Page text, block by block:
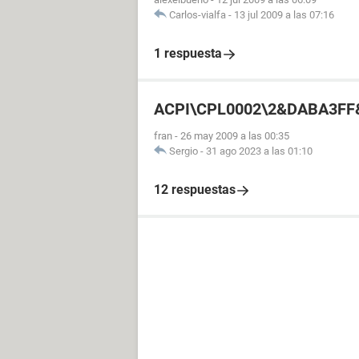
Carlos-vialfa - 13 jul 2009 a las 07:16
1 respuesta
fran - 26 may 2009 a las 00:35
Sergio - 31 ago 2023 a las 01:10
12 respuestas